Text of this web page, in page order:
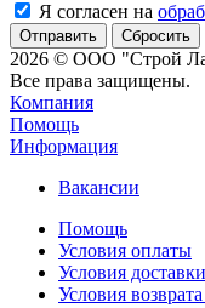
Я согласен на
Сбросить
2026 © ООО "Строй
Все права защищены.
Компания
Помощь
Информация
Вакансии
Помощь
Условия оплаты
Условия доставки
Условия